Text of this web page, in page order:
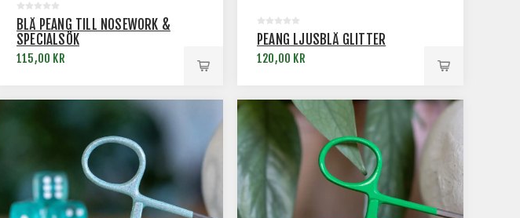
BLÅ PEANG TILL NOSEWORK &
SPECIALSÖK
115,00 KR
PEANG LJUSBLÅ GLITTER
120,00 KR